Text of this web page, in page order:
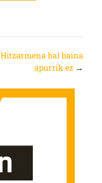
Hitzarmena bai baina
apurrik ez →